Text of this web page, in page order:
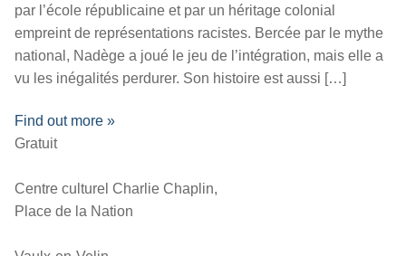
par l’école républicaine et par un héritage colonial
empreint de représentations racistes. Bercée par le mythe
national, Nadège a joué le jeu de l’intégration, mais elle a
vu les inégalités perdurer. Son histoire est aussi […]
Find out more »
Gratuit
Centre culturel Charlie Chaplin,
Place de la Nation